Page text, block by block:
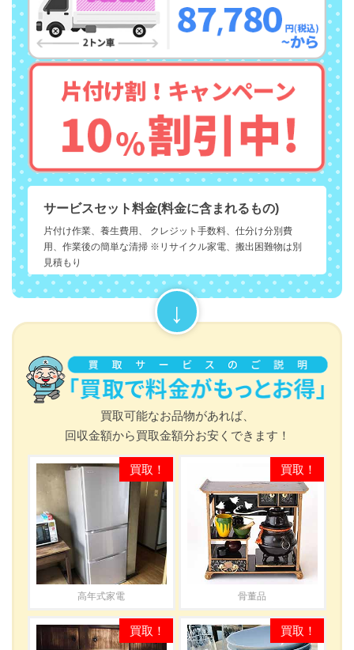
サービスセット料金(料金に含まれるもの)
片付け作業、養生費用、 クレジット手数料、仕分け分別費
用、作業後の簡単な清掃 ※リサイクル家電、搬出困難物は別
見積もり
買取可能なお品物があれば、
回収金額から買取金額分お安くできます！
高年式家電 骨董品